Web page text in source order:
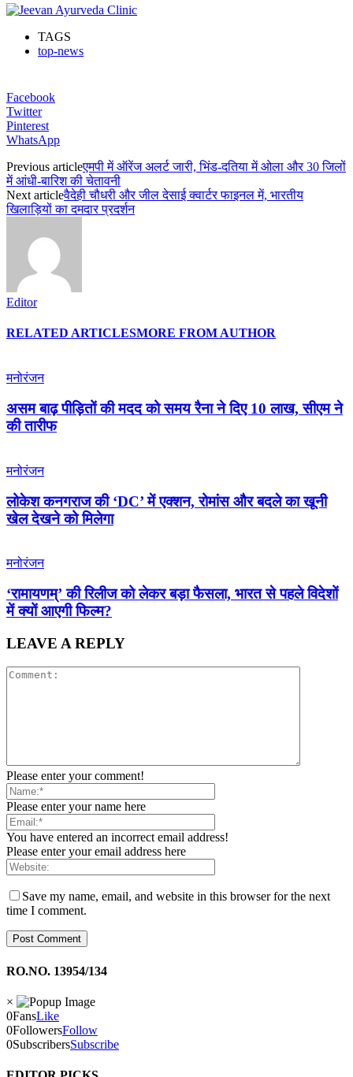
TAGS
top-news
Facebook
Twitter
Pinterest
WhatsApp
Previous articleएमपी में ऑरेंज अलर्ट जारी, भिंड-दतिया में ओला और 30 जिलों
में आंधी-बारिश की चेतावनी
Next articleवैदेही चौधरी और जील देसाई क्वार्टर फाइनल में, भारतीय
खिलाड़ियों का दमदार प्रदर्शन
Editor
RELATED ARTICLESMORE FROM AUTHOR
मनोरंजन
असम बाढ़ पीड़ितों की मदद को समय रैना ने दिए 10 लाख, सीएम ने
की तारीफ
मनोरंजन
लोकेश कनगराज की ‘DC’ में एक्शन, रोमांस और बदले का खूनी
खेल देखने को मिलेगा
मनोरंजन
‘रामायणम्’ की रिलीज को लेकर बड़ा फैसला, भारत से पहले विदेशों
में क्यों आएगी फिल्म?
LEAVE A REPLY
Please enter your comment!
Please enter your name here
You have entered an incorrect email address!
Please enter your email address here
Save my name, email, and website in this browser for the next
time I comment.
RO.NO. 13954/134
×
0FansLike
0FollowersFollow
0SubscribersSubscribe